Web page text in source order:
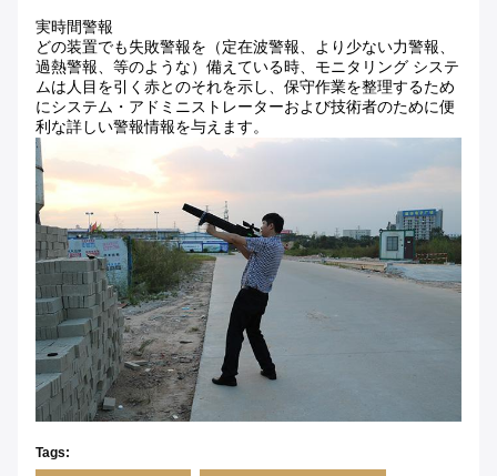
実時間警報
どの装置でも失敗警報を（定在波警報、より少ない力警報、
過熱警報、等のような）備えている時、モニタリング システ
ムは人目を引く赤とのそれを示し、保守作業を整理するため
にシステム・アドミニストレーターおよび技術者のために便
利な詳しい警報情報を与えます。
Tags: